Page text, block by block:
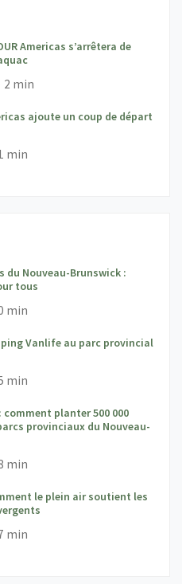
Americas s’arrêtera de
Temps de lecture:
2 min
ajoute un coup de départ
de lecture:
min
du Nouveau-Brunswick :
tous
de lecture:
min
Vanlife au parc provincial
de lecture:
min
comment planter 500 000
provinciaux du Nouveau-
de lecture:
min
le plein air soutient les
de lecture:
min